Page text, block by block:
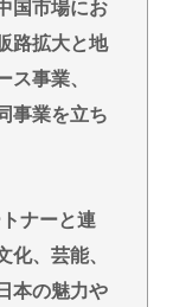
円騙し取られ
」→結果www
バス運転手がい
」「Aさんの供述
少ない
井住友のコンサ
国市場にお
路拡大と地
ス事業、
事業を立ち
ナーと連
化、芸能、
本の魅力や